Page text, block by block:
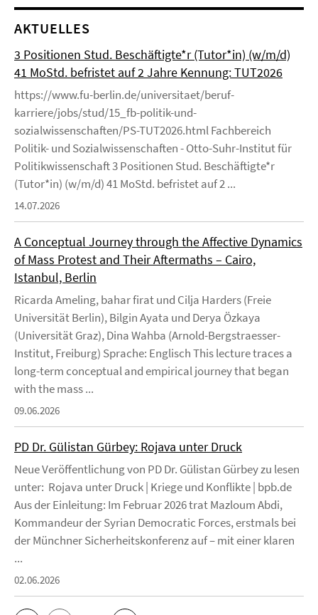
AKTUELLES
3 Positionen Stud. Beschäftigte*r (Tutor*in) (w/m/d)
41 MoStd. befristet auf 2 Jahre Kennung: TUT2026
https://www.fu-berlin.de/universitaet/beruf-
karriere/jobs/stud/15_fb-politik-und-
sozialwissenschaften/PS-TUT2026.html Fachbereich
Politik- und Sozialwissenschaften - Otto-Suhr-Institut für
Politikwissenschaft 3 Positionen Stud. Beschäftigte*r
(Tutor*in) (w/m/d) 41 MoStd. befristet auf 2 ...
14.07.2026
A Conceptual Journey through the Affective Dynamics
of Mass Protest and Their Aftermaths – Cairo,
Istanbul, Berlin
Ricarda Ameling, bahar firat und Cilja Harders (Freie
Universität Berlin), Bilgin Ayata und Derya Özkaya
(Universität Graz), Dina Wahba (Arnold-Bergstraesser-
Institut, Freiburg) Sprache: Englisch This lecture traces a
long-term conceptual and empirical journey that began
with the mass ...
09.06.2026
PD Dr. Gülistan Gürbey: Rojava unter Druck
Neue Veröffentlichung von PD Dr. Gülistan Gürbey zu lesen
unter: Rojava unter Druck | Kriege und Konflikte | bpb.de
Aus der Einleitung: Im Februar 2026 trat Mazloum Abdi,
Kommandeur der Syrian Democratic Forces, erstmals bei
der Münchner Sicherheitskonferenz auf – mit einer klaren
...
02.06.2026